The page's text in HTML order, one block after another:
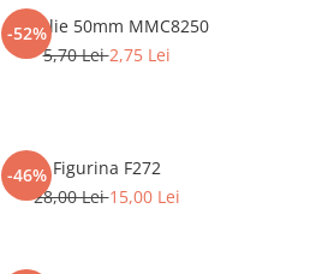
-52%
Medalie 50mm MMC8250
5,70 Lei2,75 Lei
-46% Figurina F272
28,00 Lei15,00 Lei